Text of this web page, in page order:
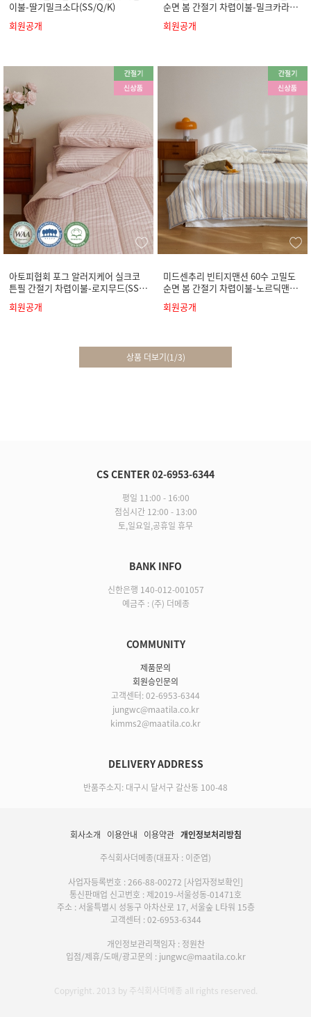
이불-딸기밀크소다(SS/Q/K)
회원공개
순면 봄 간절기 차렵이불-밀크카라멜
회원공개
아토피협회 포그 알러지케어 실크코
튼필 간절기 차렵이불-로지무드(SS/
회원공개
미드센추리 빈티지맨션 60수 고밀도
순면 봄 간절기 차렵이불-노르딕맨션
회원공개
상품 더보기(1/3)
CS CENTER 02-6953-6344
평일 11:00 - 16:00
점심시간 12:00 - 13:00
토,일요일,공휴일 휴무
BANK INFO
신한은행 140-012-001057
예금주 : (주) 더메종
COMMUNITY
제품문의
회원승인문의
고객센터: 02-6953-6344
jungwc@maatila.co.kr
kimms2@maatila.co.kr
DELIVERY ADDRESS
반품주소지: 대구시 달서구 갈산동 100-48
회사소개 이용안내 이용약관 개인정보처리방침
주식회사더메종(대표자 : 이준엽)
사업자등록번호 : 266-88-00272 [사업자정보확인]
통신판매업 신고번호 : 제2019-서울성동-01471호
주소 : 서울특별시 성동구 아차산로 17, 서울숲 L타워 15층
고객센터 : 02-6953-6344
개인정보관리책임자 : 정원찬
입점/제휴/도매/광고문의 : jungwc@maatila.co.kr
Copyright. 2013 by 주식회사더메종 all rights reserved.